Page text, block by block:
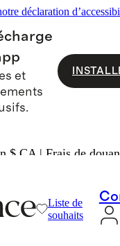
déclaration
et
$ CA | Frais de
Liste de
souhaits
Chemises Et
ET